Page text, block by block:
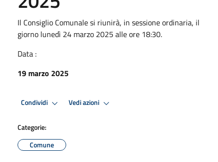
Il Consiglio Comunale si riunirà, in sessione ordinaria, il
giorno lunedì 24 marzo 2025 alle ore 18:30.
Data :
19 marzo 2025
Condividi Vedi azioni
Categorie:
Comune